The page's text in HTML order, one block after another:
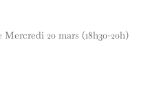
Mercredi 20 mars (18h30-20h)